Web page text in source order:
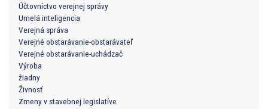
Účtovníctvo verejnej správy
Umelá inteligencia
Verejná správa
Verejné obstarávanie-obstarávateľ
Verejné obstarávanie-uchádzač
Výroba
žiadny
Živnosť
Zmeny v stavebnej legislatíve